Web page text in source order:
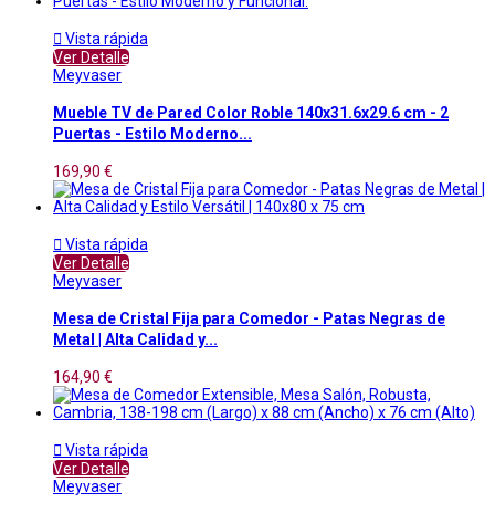
 Vista rápida
Ver Detalle
Meyvaser
Mueble TV de Pared Color Roble 140x31.6x29.6 cm - 2
Puertas - Estilo Moderno...
169,90 €
 Vista rápida
Ver Detalle
Meyvaser
Mesa de Cristal Fija para Comedor - Patas Negras de
Metal | Alta Calidad y...
164,90 €
 Vista rápida
Ver Detalle
Meyvaser